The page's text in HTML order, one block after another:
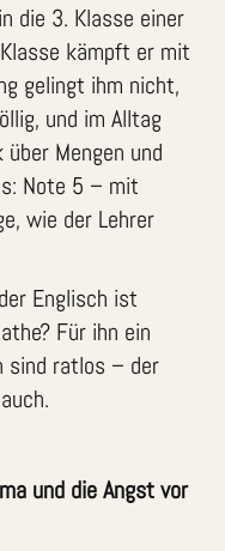
die 3. Klasse einer
kämpft er mit
gelingt ihm nicht,
und im Alltag
Mengen und
Note 5 – mit
wie der Lehrer
Englisch ist
Für ihn ein
sind ratlos – der
und die Angst vor